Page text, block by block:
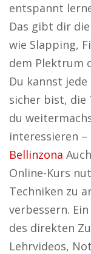
entspannt
Das gibt dir
wie Slapping,
dem Plektrum
Du kannst
sicher bist, die
du
interessieren –
Bellinzona
Online-Kurs
Techniken zu
verbessern.
des direkten
Lehrvideos,